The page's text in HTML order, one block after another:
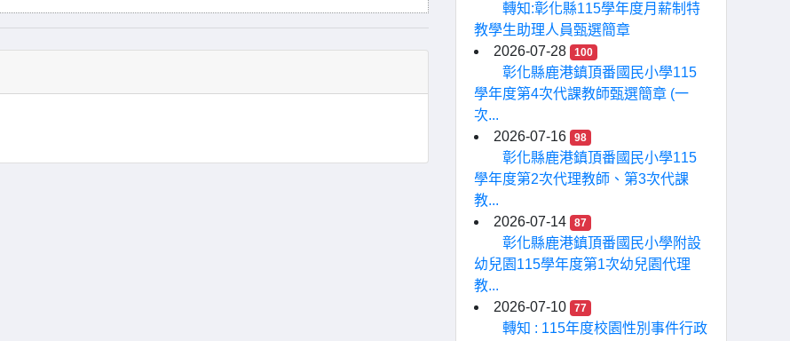
轉知:彰化縣115學年度月薪制特
教學生助理人員甄選簡章
2026-07-28
100
彰化縣鹿港鎮頂番國民小學115
學年度第4次代課教師甄選簡章 (一
次...
2026-07-16
98
彰化縣鹿港鎮頂番國民小學115
學年度第2次代理教師、第3次代課
教...
2026-07-14
87
彰化縣鹿港鎮頂番國民小學附設
幼兒園115學年度第1次幼兒園代理
教...
2026-07-10
77
轉知 : 115年度校園性別事件行政